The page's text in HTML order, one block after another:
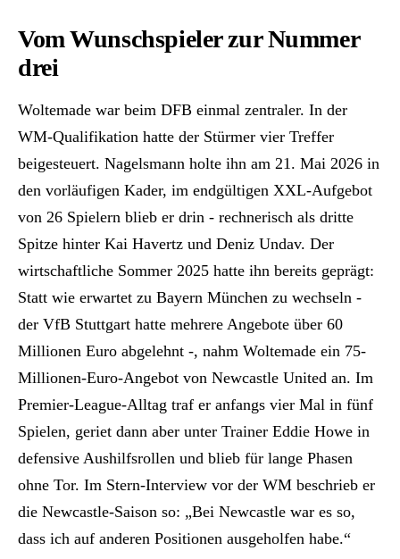
Vom Wunschspieler zur Nummer
drei
Woltemade war beim DFB einmal zentraler. In der
WM-Qualifikation hatte der Stürmer vier Treffer
beigesteuert. Nagelsmann holte ihn am 21. Mai 2026 in
den vorläufigen Kader, im endgültigen XXL-Aufgebot
von 26 Spielern blieb er drin - rechnerisch als dritte
Spitze hinter Kai Havertz und Deniz Undav. Der
wirtschaftliche Sommer 2025 hatte ihn bereits geprägt:
Statt wie erwartet zu Bayern München zu wechseln -
der VfB Stuttgart hatte mehrere Angebote über 60
Millionen Euro abgelehnt -, nahm Woltemade ein 75-
Millionen-Euro-Angebot von Newcastle United an. Im
Premier-League-Alltag traf er anfangs vier Mal in fünf
Spielen, geriet dann aber unter Trainer Eddie Howe in
defensive Aushilfsrollen und blieb für lange Phasen
ohne Tor. Im Stern-Interview vor der WM beschrieb er
die Newcastle-Saison so: „Bei Newcastle war es so,
dass ich auf anderen Positionen ausgeholfen habe.“